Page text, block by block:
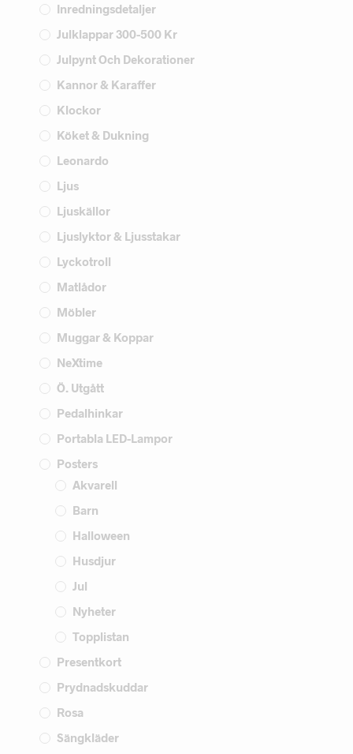
Inredningsdetaljer
Julklappar 300-500 Kr
Julpynt Och Dekorationer
Kannor & Karaffer
Klockor
Köket & Dukning
Leonardo
Ljus
Ljuskällor
Ljuslyktor & Ljusstakar
Lyckotroll
Matlådor
Möbler
Muggar & Koppar
NeXtime
Ö. Utgått
Pedalhinkar
Portabla LED-Lampor
Posters
Akvarell
Barn
Halloween
Husdjur
Jul
Nyheter
Topplistan
Presentkort
Prydnadskuddar
Rosa
Sängkläder